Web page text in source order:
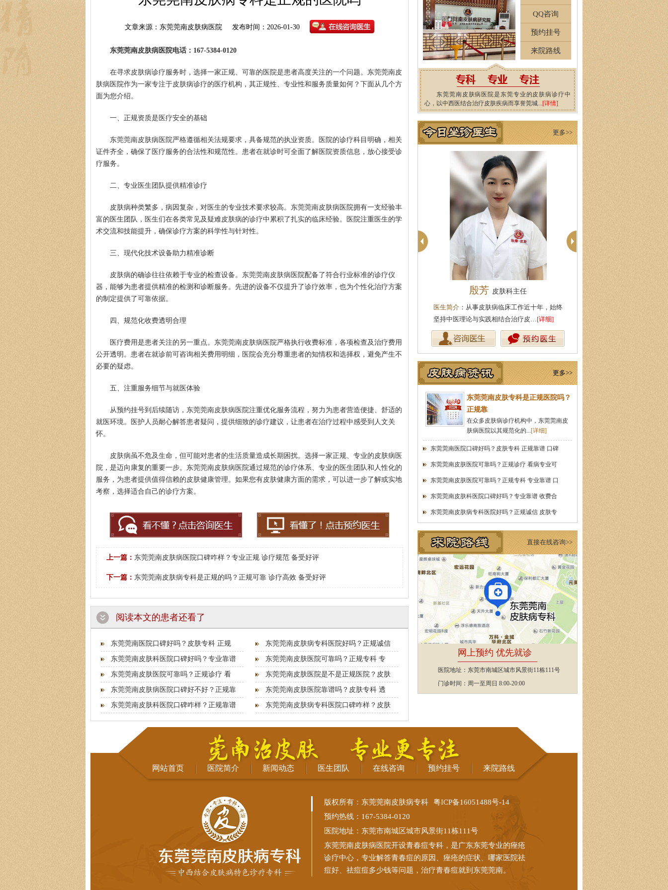
文章来源：东莞莞南皮肤病医院 发布时间：2026-01-30
东莞莞南皮肤病医院电话：167-5384-0120
在寻求皮肤病诊疗服务时，选择一家正规、可靠的医院是患者高度关注的一个问题。东莞莞南皮
肤病医院作为一家专注于皮肤病诊疗的医疗机构，其正规性、专业性和服务质量如何？下面从几个方
面为您介绍。
一、正规资质是医疗安全的基础
东莞莞南皮肤病医院严格遵循相关法规要求，具备规范的执业资质。医院的诊疗科目明确，相关
证件齐全，确保了医疗服务的合法性和规范性。患者在就诊时可全面了解医院资质信息，放心接受诊
疗服务。
二、专业医生团队提供精准诊疗
皮肤病种类繁多，病因复杂，对医生的专业技术要求较高。东莞莞南皮肤病医院拥有一支经验丰
富的医生团队，医生们在各类常见及疑难皮肤病的诊疗中累积了扎实的临床经验。医院注重医生的学
术交流和技能提升，确保诊疗方案的科学性与针对性。
三、现代化技术设备助力精准诊断
皮肤病的确诊往往依赖于专业的检查设备。东莞莞南皮肤病医院配备了符合行业标准的诊疗仪
器，能够为患者提供精准的检测和诊断服务。先进的设备不仅提升了诊疗效率，也为个性化治疗方案
的制定提供了可靠依据。
四、规范化收费透明合理
医疗费用是患者关注的另一重点。东莞莞南皮肤病医院严格执行收费标准，各项检查及治疗费用
公开透明。患者在就诊前可咨询相关费用明细，医院会充分尊重患者的知情权和选择权，避免产生不
必要的疑虑。
五、注重服务细节与就医体验
从预约挂号到后续随访，东莞莞南皮肤病医院注重优化服务流程，努力为患者营造便捷、舒适的
就医环境。医护人员耐心解答患者疑问，提供细致的诊疗建议，让患者在治疗过程中感受到人文关
怀。
皮肤病虽不危及生命，但可能对患者的生活质量造成长期困扰。选择一家正规、专业的皮肤病医
院，是迈向康复的重要一步。东莞莞南皮肤病医院通过规范的诊疗体系、专业的医生团队和人性化的
服务，为患者提供值得信赖的皮肤健康管理。如果您有皮肤健康方面的需求，可以进一步了解或实地
考察，选择适合自己的诊疗方案。
上一篇： 东莞莞南皮肤病医院口碑咋样？专业正规 诊疗规范 备受好评
下一篇： 东莞莞南皮肤病专科是正规的吗？正规可靠 诊疗高效 备受好评
阅读本文的患者还看了
东莞莞南医院口碑好吗？皮肤专科 正规 东莞莞南皮肤病专科医院好吗？正规诚信
东莞莞南皮肤科医院口碑好吗？专业靠谱 东莞莞南皮肤医院可靠吗？正规专科 专
东莞莞南皮肤医院可靠吗？正规诊疗 看 东莞莞南皮肤医院是不是正规医院？皮肤
东莞莞南皮肤病医院口碑好不好？正规靠 东莞莞南皮肤医院靠谱吗？皮肤专科 透
东莞莞南皮肤科医院口碑咋样？正规靠谱 东莞莞南皮肤病专科医院口碑咋样？皮肤
QQ咨询
预约挂号
来院路线
东莞莞南皮肤病医院是东莞专业的皮肤病诊疗中
心，以中西医结合治疗皮肤疾病而享誉莞城...[详情]
更多>>
殷芳 皮肤科主任
：从事皮肤病临床工作近十年，始终
周建国 皮肤科主任
医生简介：东莞莞南皮肤病医院副主任，毕业
湖北中医药大学，先后在皮肤医院…[详细]
更多>>
东莞莞南皮肤专科是正规医院吗？
正规靠
在众多皮肤病诊疗机构中，东莞莞南皮
肤病医院以其规范化的...[详细]
东莞莞南医院口碑好吗？皮肤专科 正规靠谱 口碑
东莞莞南皮肤医院可靠吗？正规诊疗 看病专业可
东莞莞南皮肤医院可靠吗？正规专科 专业靠谱 口
东莞莞南皮肤科医院口碑好吗？专业靠谱 收费合
东莞莞南皮肤病专科医院好吗？正规诚信 皮肤专
直接在线咨询>>
网上预约 优先就诊
医院地址：东莞市南城区城市风景街11栋111号
门诊时间：周一至周日 8:00-20:00
网站首页 医院简介 新闻动态 医生团队 在线咨询 预约挂号 来院路线
版权所有：东莞莞南皮肤病专科
粤ICP备16051488号-14
预约热线：167-5384-0120
医院地址：东莞市南城区城市风景街11栋111号
东莞莞南皮肤病医院开设青春痘专科，是广东东莞专业的痤疮
诊疗中心，专业解答青春痘的原因、痤疮的症状、哪家医院祛
痘好、祛痘痘多少钱等问题，治疗青春痘就到东莞莞南。